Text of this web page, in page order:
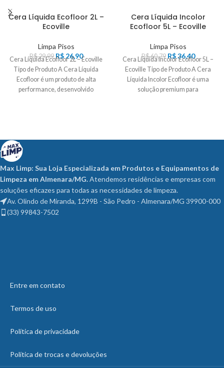
Cera Líquida Ecofloor 2L –
Ecoville
Limpa Pisos
R$29,99 R$26,90
Cera Líquida Ecofloor 2L – Ecoville
Tipo de Produto A Cera Líquida
Ecofloor é um produto de alta
performance, desenvolvido
Cera Líquida Incolor
Ecofloor 5L – Ecoville
Limpa Pisos
R$60,79 R$36,40
Cera Líquida Incolor Ecofloor 5L –
Ecoville Tipo de Produto A Cera
Líquida Incolor Ecofloor é uma
solução premium para
Max Limp: Sua Loja Especializada em Produtos e Equipamentos de
Limpeza em Almenara/MG.Atendemos residências e empresas com
soluções eficazes para todas as necessidades de limpeza.
Av. Olindo de Miranda, 1299B - São Pedro - Almenara/MG 39900-000
(33) 99843-7502
Entre em contato
Termos de uso
Política de privacidade
Política de trocas e devoluções